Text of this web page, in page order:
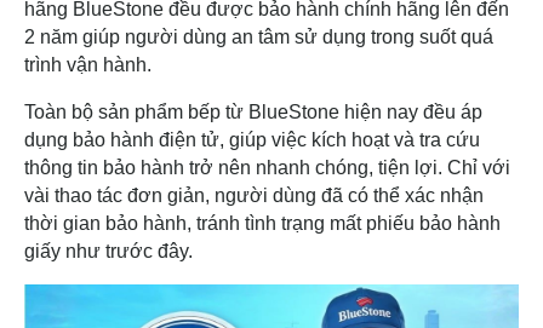
hãng BlueStone đều được bảo hành chính hãng lên đến
2 năm giúp người dùng an tâm sử dụng trong suốt quá
trình vận hành.
Toàn bộ sản phẩm bếp từ BlueStone hiện nay đều áp
dụng bảo hành điện tử, giúp việc kích hoạt và tra cứu
thông tin bảo hành trở nên nhanh chóng, tiện lợi. Chỉ với
vài thao tác đơn giản, người dùng đã có thể xác nhận
thời gian bảo hành, tránh tình trạng mất phiếu bảo hành
giấy như trước đây.